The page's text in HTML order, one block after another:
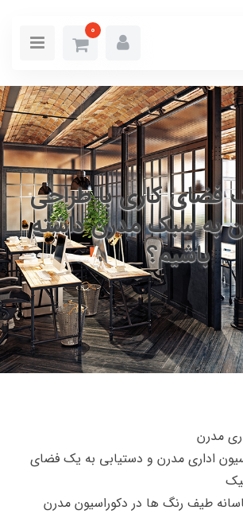
0
فضای کاری با طراحی
به سبک مدرن داشته
باشیم؟
مدرن
اداری مدرن و دستیابی به یک فضای
طیف رنگ ها در دکوراسیون مدرن